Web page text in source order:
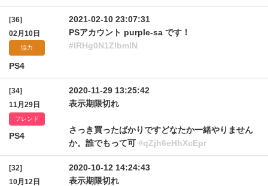
[36]
02月10日
協力
PS4
2021-02-10 23:07:31
PSアカウント purple-sa です！
#lRHg0N1ZlbmlN
[34]
11月29日
フレンド
PS4
2020-11-29 13:25:42
表示期限切れ
さっき買ったばかりですどなたか一緒やりません
か。誰でもって可 #qZjh6eHhXcEpr
[32]
10月12日
2020-10-12 14:24:43
表示期限切れ